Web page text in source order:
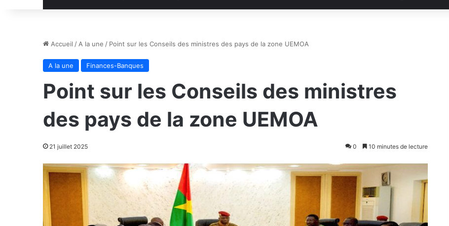
Accueil / A la une / Point sur les Conseils des ministres des pays de la zone UEMOA
A la une Finances-Banques
Point sur les Conseils des ministres
des pays de la zone UEMOA
21 juillet 2025 0 10 minutes de lecture